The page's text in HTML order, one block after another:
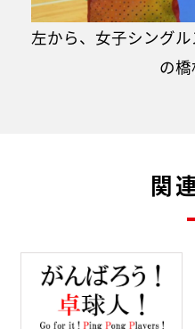
左から、女子シング
の
関